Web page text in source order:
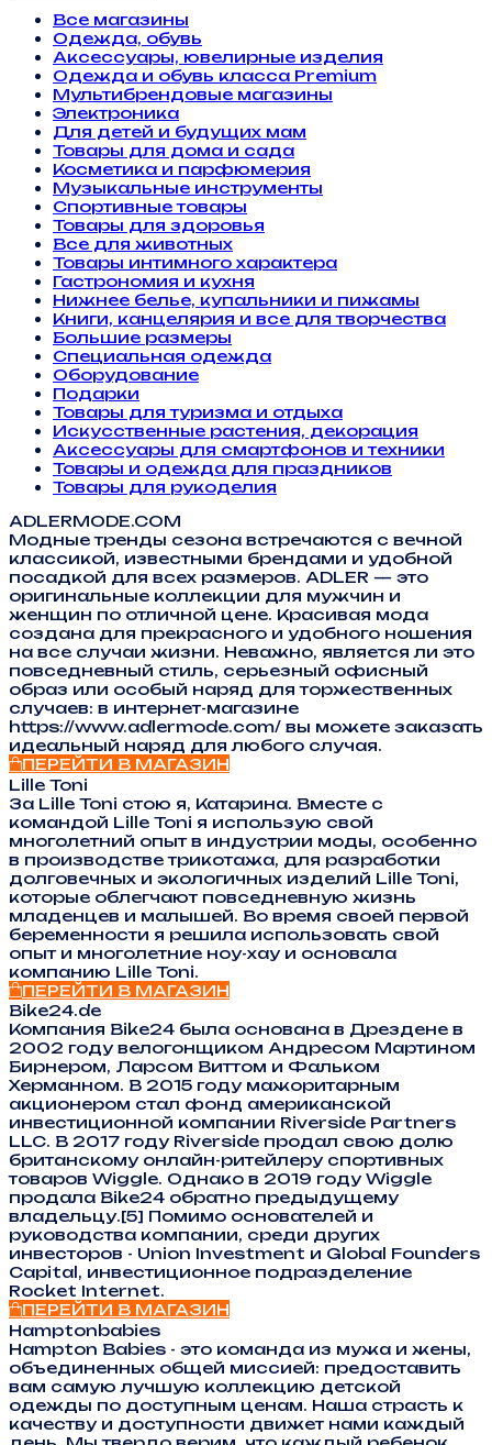
Все магазины
Одежда, обувь
Аксессуары, ювелирные изделия
Одежда и обувь класса Premium
Мультибрендовые магазины
Электроника
Для детей и будущих мам
Товары для дома и сада
Косметика и парфюмерия
Музыкальные инструменты
Спортивные товары
Товары для здоровья
Все для животных
Товары интимного характера
Гастрономия и кухня
Нижнее белье, купальники и пижамы
Книги, канцелярия и все для творчества
Большие размеры
Специальная одежда
Оборудование
Подарки
Товары для туризма и отдыха
Искусственные растения, декорация
Аксессуары для смартфонов и техники
Товары и одежда для праздников
Товары для рукоделия
ADLERMODE.COM
Модные тренды сезона встречаются с вечной
классикой, известными брендами и удобной
посадкой для всех размеров. ADLER — это
оригинальные коллекции для мужчин и
женщин по отличной цене. Красивая мода
создана для прекрасного и удобного ношения
на все случаи жизни. Неважно, является ли это
повседневный стиль, серьезный офисный
образ или особый наряд для торжественных
случаев: в интернет-магазине
https://www.adlermode.com/ вы можете заказать
идеальный наряд для любого случая.
ПЕРЕЙТИ В МАГАЗИН
Lille Toni
За Lille Toni стою я, Катарина. Вместе с
командой Lille Toni я использую свой
многолетний опыт в индустрии моды, особенно
в производстве трикотажа, для разработки
долговечных и экологичных изделий Lille Toni,
которые облегчают повседневную жизнь
младенцев и малышей. Во время своей первой
беременности я решила использовать свой
опыт и многолетние ноу-хау и основала
компанию Lille Toni.
ПЕРЕЙТИ В МАГАЗИН
Bike24.de
Компания Bike24 была основана в Дрездене в
2002 году велогонщиком Андресом Мартином
Бирнером, Ларсом Виттом и Фальком
Херманном. В 2015 году мажоритарным
акционером стал фонд американской
инвестиционной компании Riverside Partners
LLC. В 2017 году Riverside продал свою долю
британскому онлайн-ритейлеру спортивных
товаров Wiggle. Однако в 2019 году Wiggle
продала Bike24 обратно предыдущему
владельцу.[5] Помимо основателей и
руководства компании, среди других
инвесторов - Union Investment и Global Founders
Capital, инвестиционное подразделение
Rocket Internet.
ПЕРЕЙТИ В МАГАЗИН
Hamptonbabies
Hampton Babies - это команда из мужа и жены,
объединенных общей миссией: предоставить
вам самую лучшую коллекцию детской
одежды по доступным ценам. Наша страсть к
качеству и доступности движет нами каждый